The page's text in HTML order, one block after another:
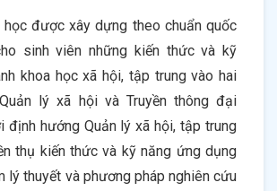
học được xây dựng theo chuẩn quốc
sinh viên những kiến thức và kỹ
khoa học xã hội, tập trung vào hai
lý xã hội và Truyền thông đại
định hướng Quản lý xã hội, tập trung
thụ kiến thức và kỹ năng ứng dụng
lý thuyết và phương pháp nghiên cứu